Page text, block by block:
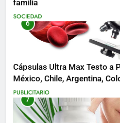
familia
SOCIEDAD
6
Cápsulas Ultra Max Testo a
México, Chile, Argentina,
Costa Rica y Más
PUBLICITARIO
7